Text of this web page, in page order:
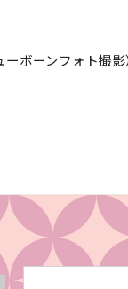
ボーンフォト撮影